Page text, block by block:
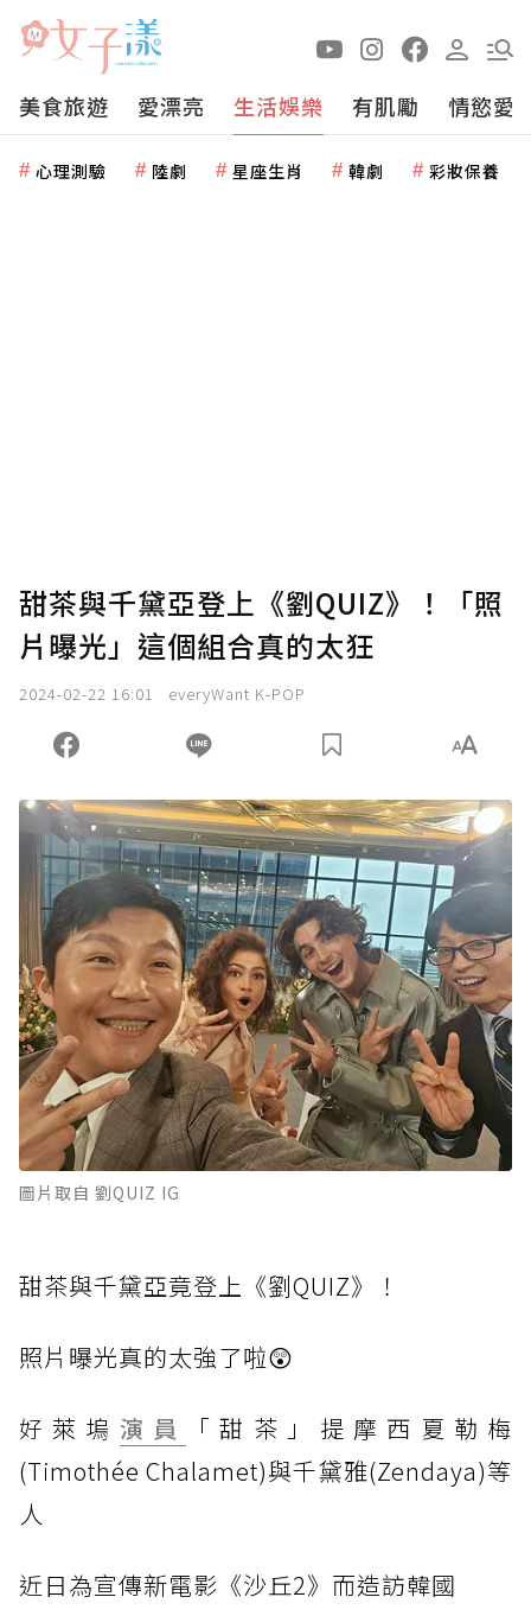
美食旅遊 愛漂亮 生活娛樂 有肌勵 情慾愛
心理測驗 陸劇 星座生肖 韓劇 彩妝保養
甜茶與千黛亞登上《劉QUIZ》！「照
片曝光」這個組合真的太狂
2024-02-22 16:01 everyWant K-POP
圖片取自 劉QUIZ IG
甜茶與千黛亞竟登上《劉QUIZ》！
照片曝光真的太強了啦😲
好 萊塢 演員
「甜茶」提摩西夏勒梅
(Timothée Chalamet)與千黛雅(Zendaya)等
人
近日為宣傳新電影《沙丘2》而造訪韓國